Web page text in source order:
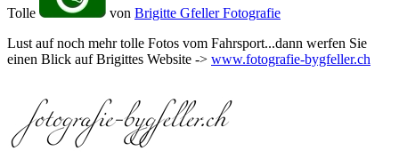
Tolle von Brigitte Gfeller Fotografie
Lust auf noch mehr tolle Fotos vom Fahrsport...dann werfen Sie
einen Blick auf Brigittes Website -> www.fotografie-bygfeller.ch